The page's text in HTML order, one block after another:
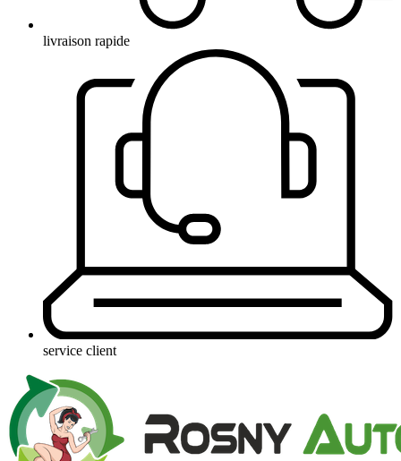
livraison rapide
service client